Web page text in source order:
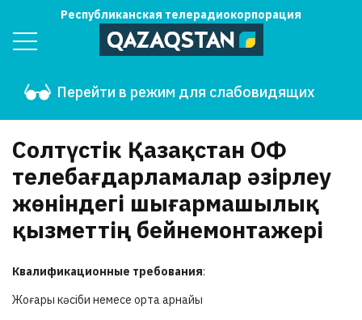
Республиканская телерадиокорпорация
Перейти в режим для слабовидящих
Солтүстік Қазақстан ОФ
телебағдарламалар әзірлеу
жөніндегі шығармашылық
қызметтің бейнемонтажері
Квалификационные требования:
Жоғары кәсіби немесе орта арнайы